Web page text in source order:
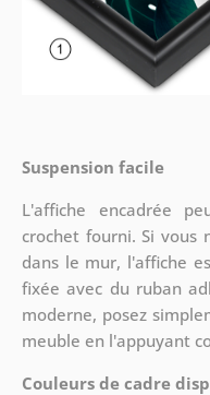
Suspension facile
L'affiche encadrée
crochet fourni. Si vous
dans le mur, l'affiche
fixée avec du ruban
moderne, posez
meuble en l'appuyant
Couleurs de cadre